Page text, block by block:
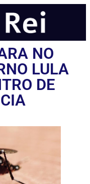
NO
LULA
DE